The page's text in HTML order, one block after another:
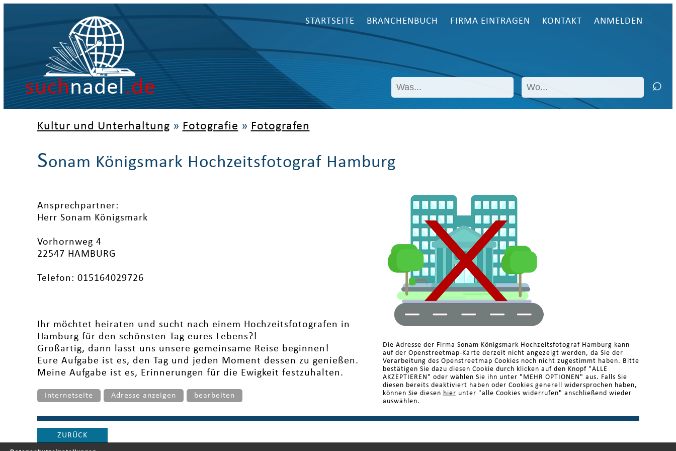
suchnadel.de
STARTSEITE BRANCHENBUCH FIRMA EINTRAGEN KONTAKT ANMELDEN
Kultur und Unterhaltung » Fotografie » Fotografen
Sonam Königsmark Hochzeitsfotograf Hamburg
Ansprechpartner:
Herr Sonam Königsmark
Vorhornweg 4
22547 HAMBURG
Telefon: 015164029726
Ihr möchtet heiraten und sucht nach einem Hochzeitsfotografen in
Hamburg für den schönsten Tag eures Lebens?!
Großartig, dann lasst uns unsere gemeinsame Reise beginnen!
Eure Aufgabe ist es, den Tag und jeden Moment dessen zu genießen.
Meine Aufgabe ist es, Erinnerungen für die Ewigkeit festzuhalten.
Internetseite Adresse anzeigen bearbeiten
Die Adresse der Firma Sonam Königsmark Hochzeitsfotograf Hamburg kann
auf der Openstreetmap-Karte derzeit nicht angezeigt werden, da Sie der
Verarbeitung des Openstreetmap Cookies noch nicht zugestimmt haben. Bitte
bestätigen Sie dazu diesen Cookie durch klicken auf den Knopf "ALLE
AKZEPTIEREN" oder wählen Sie ihn unter "MEHR OPTIONEN" aus. Falls Sie
diesen bereits deaktiviert haben oder Cookies generell widersprochen haben,
können Sie diesen hier unter "alle Cookies widerrufen" anschließend wieder
auswählen.
ZURÜCK